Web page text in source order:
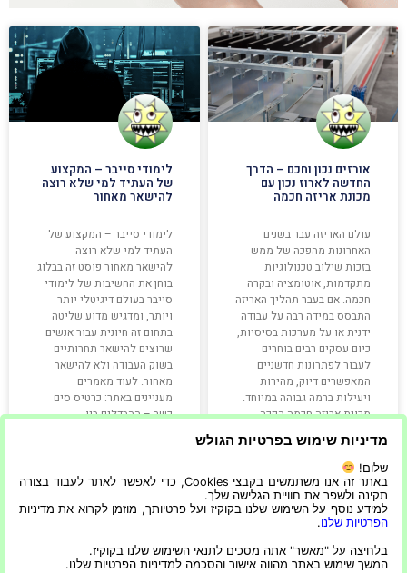
אורזים נכון וחכם – הדרך
החדשה לארוז נכון עם
מכונת אריזה חכמה
עולם האריזה עבר בשנים
האחרונות מהפכה של ממש
בזכות שילוב טכנולוגיות
מתקדמות, אוטומציה ובקרה
חכמה. אם בעבר תהליך האריזה
התבסס במידה רבה על עבודה
ידנית או על מערכות בסיסיות,
כיום עסקים רבים בוחרים
לעבור לפתרונות חדשניים
המאפשרים דיוק, מהירות
ויעילות ברמה גבוהה במיוחד.
מכונת אריזה חכמה הפכה
קרא עוד »
19/06/2026
לימודי סייבר – המקצוע
של העתיד למי שלא רוצה
להישאר מאחור
לימודי סייבר – המקצוע של
העתיד למי שלא רוצה
להישאר מאחור פוסט זה בבלוג
בוחן את החשיבות של לימודי
סייבר בעולם דיגיטלי יותר
ויותר, ומדגיש מדוע שליטה
בתחום זה חיונית עבור אנשים
שרוצים להישאר תחרותיים
בשוק העבודה ולא להישאר
מאחור. לעוד מאמרים
מעניינים באתר: כרטיס סים
כשר – ההבדלים בין
קרא עוד »
מדיניות שימוש בפרטיות הגולש
שלום!
באתר זה אנו משתמשים בקבצי Cookies, כדי לאפשר לאתר לעבוד בצורה
תקינה ולשפר את חוויית הגלישה שלך.
למידע נוסף על השימוש שלנו בקוקיז ועל פרטיותך, מוזמן לקרוא את מדיניות
הפרטיות שלנו.
בלחיצה על "מאשר" אתה מסכים לתנאי השימוש שלנו בקוקיז.
המשך שימוש באתר מהווה אישור והסכמה למדיניות הפרטיות שלנו.